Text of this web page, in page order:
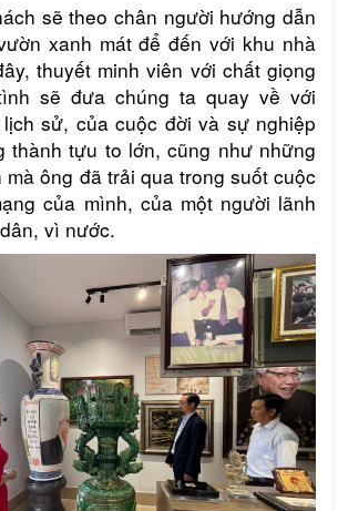
sẽ theo chân người hướng dẫn
xanh mát để đến với khu nhà
thuyết minh viên với chất giọng
sẽ đưa chúng ta quay về với
sử, của cuộc đời và sự nghiệp
thành tựu to lớn, cũng như những
mà ông đã trải qua trong suốt cuộc
của mình, của một người lãnh
vì nước.